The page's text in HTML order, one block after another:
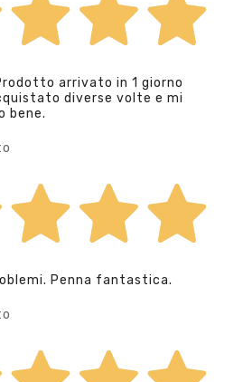
arrivato in 1 giorno
diverse volte e mi
bene.
Penna fantastica.